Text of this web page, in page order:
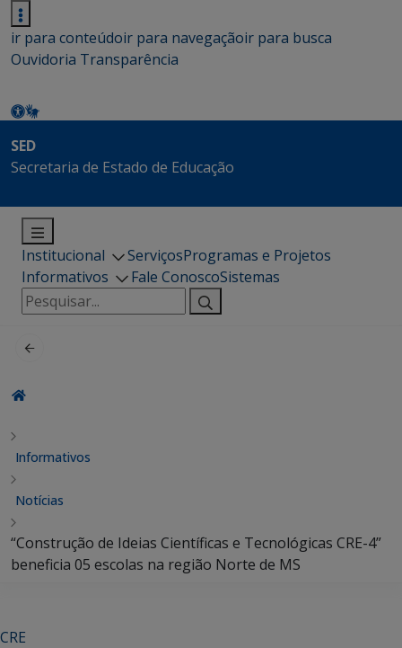
ir para conteúdoir para navegaçãoir para busca
Ouvidoria Transparência
SED
Secretaria de Estado de Educação
Institucional ServiçosProgramas e Projetos
Informativos
Fale ConoscoSistemas
Pesquisar
por:
Informativos
Notícias
“Construção de Ideias Científicas e Tecnológicas CRE-4”
beneficia 05 escolas na região Norte de MS
CRE